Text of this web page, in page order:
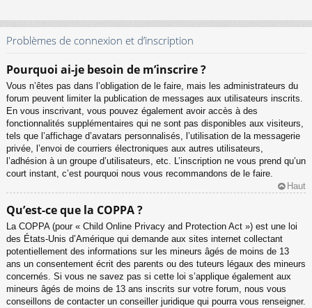
Problèmes de connexion et d’inscription
Pourquoi ai-je besoin de m’inscrire ?
Vous n’êtes pas dans l’obligation de le faire, mais les administrateurs du
forum peuvent limiter la publication de messages aux utilisateurs inscrits.
En vous inscrivant, vous pouvez également avoir accès à des
fonctionnalités supplémentaires qui ne sont pas disponibles aux visiteurs,
tels que l’affichage d’avatars personnalisés, l’utilisation de la messagerie
privée, l’envoi de courriers électroniques aux autres utilisateurs,
l’adhésion à un groupe d’utilisateurs, etc. L’inscription ne vous prend qu’un
court instant, c’est pourquoi nous vous recommandons de le faire.
Haut
Qu’est-ce que la COPPA ?
La COPPA (pour « Child Online Privacy and Protection Act ») est une loi
des États-Unis d’Amérique qui demande aux sites internet collectant
potentiellement des informations sur les mineurs âgés de moins de 13
ans un consentement écrit des parents ou des tuteurs légaux des mineurs
concernés. Si vous ne savez pas si cette loi s’applique également aux
mineurs âgés de moins de 13 ans inscrits sur votre forum, nous vous
conseillons de contacter un conseiller juridique qui pourra vous renseigner.